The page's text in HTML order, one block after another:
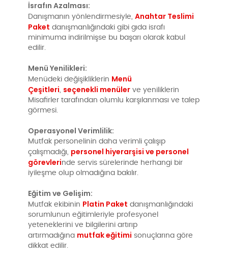
İsrafın Azalması:
Danışmanın yönlendirmesiyle,Anahtar Teslimi
Paket danışmanlığındaki gibi gıda israfı
minimuma indirilmişse bu başarı olarak kabul
edilir.
Menü Yenilikleri:
Menüdeki değişikliklerin Menü
Çeşitleri, seçenekli menüler ve yeniliklerin
Misafirler tarafından olumlu karşılanması ve talep
görmesi.
Operasyonel Verimlilik:
Mutfak personelinin daha verimli çalışıp
çalışmadığı, personel hiyerarşisi ve personel
görevlerinde servis sürelerinde herhangi bir
iyileşme olup olmadığına bakılır.
Eğitim ve Gelişim:
Mutfak ekibinin Platin Paket danışmanlığındaki
sorumlunun eğitimleriyle profesyonel
yeteneklerini ve bilgilerini artırıp
artırmadığına mutfak eğitimi sonuçlarına göre
dikkat edilir.